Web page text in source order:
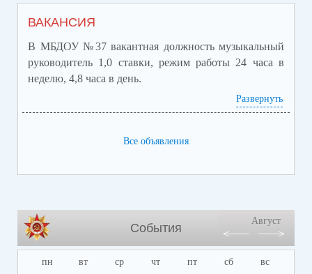
ВАКАНСИЯ
В МБДОУ №37 вакантная должность музыкальный
руководитель 1,0 ставки, режим работы 24 часа в
неделю, 4,8 часа в день.
профессиональное образование по направлению
Профессиональное владение техникой исполнения
Требования к стажу работы не предъявляются.
Заработная плата обсуждается при собеседовании.
Обращаться по телефону 40-4-96 с 10-00 до 13-00
часов в рабочие дни.
Развернуть
Все объявления
События
Август
пн вт ср чт пт сб вс